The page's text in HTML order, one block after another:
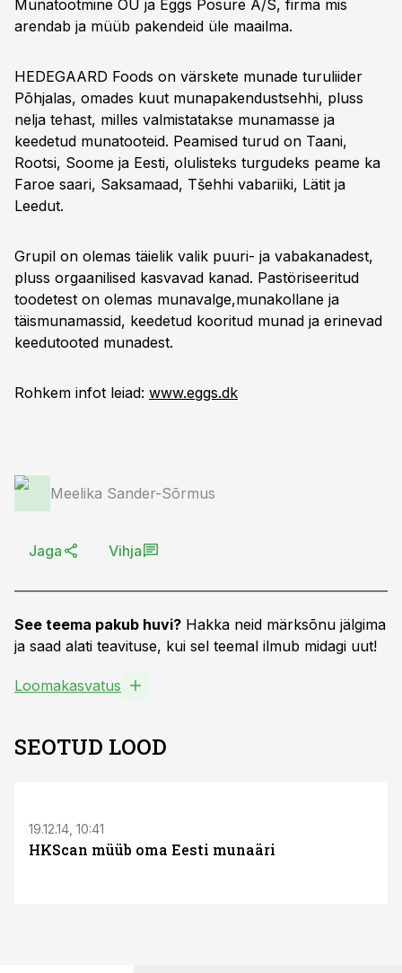
Munatootmine OÜ ja Eggs Posure A/S, firma mis
arendab ja müüb pakendeid üle maailma.
HEDEGAARD Foods on värskete munade turuliider
Põhjalas, omades kuut munapakendustsehhi, pluss
nelja tehast, milles valmistatakse munamasse ja
keedetud munatooteid. Peamised turud on Taani,
Rootsi, Soome ja Eesti, olulisteks turgudeks peame ka
Faroe saari, Saksamaad, Tšehhi vabariiki, Lätit ja
Leedut.
Grupil on olemas täielik valik puuri- ja vabakanadest,
pluss orgaanilised kasvavad kanad. Pastöriseeritud
toodetest on olemas munavalge,munakollane ja
täismunamassid, keedetud kooritud munad ja erinevad
keedutooted munadest.
Rohkem infot leiad: www.eggs.dk
Meelika Sander-Sõrmus
Jaga Vihja
See teema pakub huvi? Hakka neid märksõnu jälgima
ja saad alati teavituse, kui sel teemal ilmub midagi uut!
Loomakasvatus
SEOTUD LOOD
19.12.14, 10:41
HKScan müüb oma Eesti munaäri